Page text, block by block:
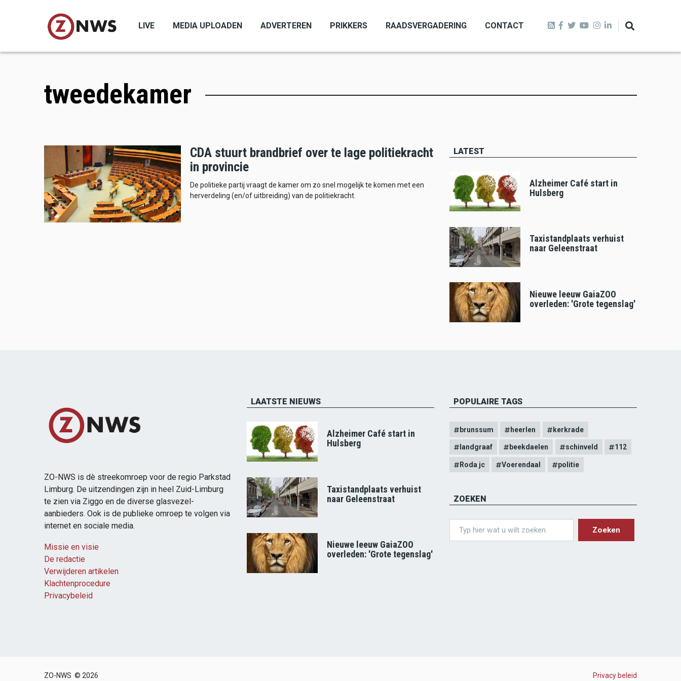
LIVE MEDIA UPLOADEN ADVERTEREN PRIKKERS RAADSVERGADERING CONTACT
tweedekamer
CDA stuurt brandbrief over te lage politiekracht
in provincie
De politieke partij vraagt de kamer om zo snel mogelijk te komen met een
herverdeling (en/of uitbreiding) van de politiekracht.
LATEST
Alzheimer Café start in
Hulsberg
Taxistandplaats verhuist
naar Geleenstraat
Nieuwe leeuw GaiaZOO
overleden: 'Grote tegenslag'
ZO-NWS is dè streekomroep voor de regio Parkstad
Limburg. De uitzendingen zijn in heel Zuid-Limburg
te zien via Ziggo en de diverse glasvezel-
aanbieders. Ook is de publieke omroep te volgen via
internet en sociale media.
Missie en visie
De redactie
Verwijderen artikelen
Klachtenprocedure
Privacybeleid
LAATSTE NIEUWS
Alzheimer Café start in
Hulsberg
Taxistandplaats verhuist
naar Geleenstraat
Nieuwe leeuw GaiaZOO
overleden: 'Grote tegenslag'
POPULAIRE TAGS
brunssum heerlen kerkrade
landgraaf beekdaelen schinveld 112
Roda jc Voerendaal politie
ZOEKEN
ZO-NWS © 2026 Privacy beleid